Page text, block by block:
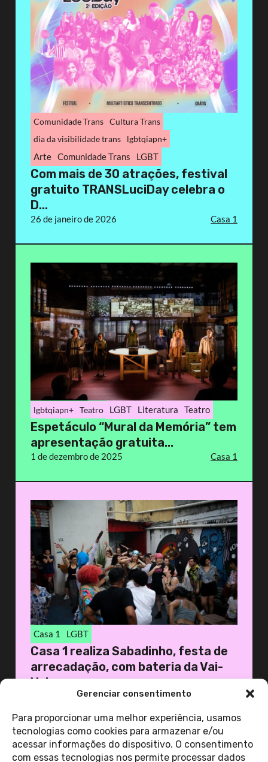
Gerenciar consentimento
Para proporcionar uma melhor experiência, usamos
tecnologias como cookies para armazenar e/ou
acessar informações do dispositivo. O consentimento
com essas tecnologias nos permite processar dados
Comunidade Trans Cultura Trans
dia da visibilidade trans
lgbtqiapn+
Arte Comunidade Trans LGBT
Com mais de 30 atrações, festival
gratuito TRANSLuciDay celebra o
D...
26 de janeiro de 2026 Casa 1
lgbtqiapn+ Teatro LGBT Literatura Teatro
Espetáculo “Mural da Memória” tem
apresentação gratuita...
1 de dezembro de 2025 Casa 1
Casa 1 LGBT
Casa 1 realiza Sabadinho, festa de
arrecadação, com bateria da Vai-
Vai
19 de novembro de 2025
ver todas as